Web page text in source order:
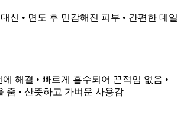
신 • 면도 후 민감해진 피부 • 간편한 데일
해결 • 빠르게 흡수되어 끈적임 없음 •
줌 • 산뜻하고 가벼운 사용감